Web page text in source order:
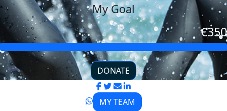
My Goal
€350
DONATE
MY TEAM